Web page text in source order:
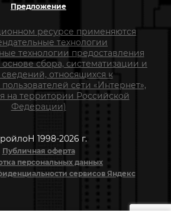
Предложение
ресурсе применяются
технологии
технологии предоставления
сбора, систематизации и
сведений, относящихся к
сети «Интернет»,
на территории Российской
Федерации)
1998-2026 г.
Публичная оферта
персональных данных
сервисов Яндекс